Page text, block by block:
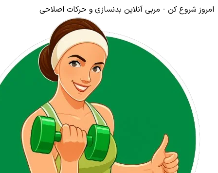
امروز شروع کن - مربی آنلاین بدنسازی و حرکات اصلاحی